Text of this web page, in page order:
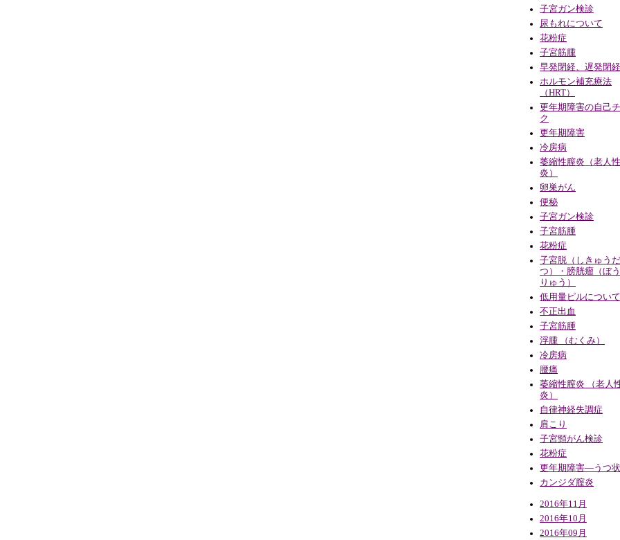
子宮ガン検診
尿もれについて
花粉症
子宮筋腫
早発閉経、遅発閉経
ホルモン補充療法
（HRT）
更年期障害の自己
ク
更年期障害
冷房病
萎縮性膣炎（老人
炎）
卵巣がん
便秘
子宮ガン検診
子宮筋腫
花粉症
子宮脱（しきゅうだ
つ）・膀胱瘤（ぼ
りゅう）
低用量ピルについて
不正出血
子宮筋腫
浮腫 （むくみ）
冷房病
腰痛
萎縮性膣炎 （老人
炎）
自律神経失調症
肩こり
子宮頸がん検診
花粉症
更年期障害―うつ
カンジダ膣炎
2016年11月
2016年10月
2016年09月